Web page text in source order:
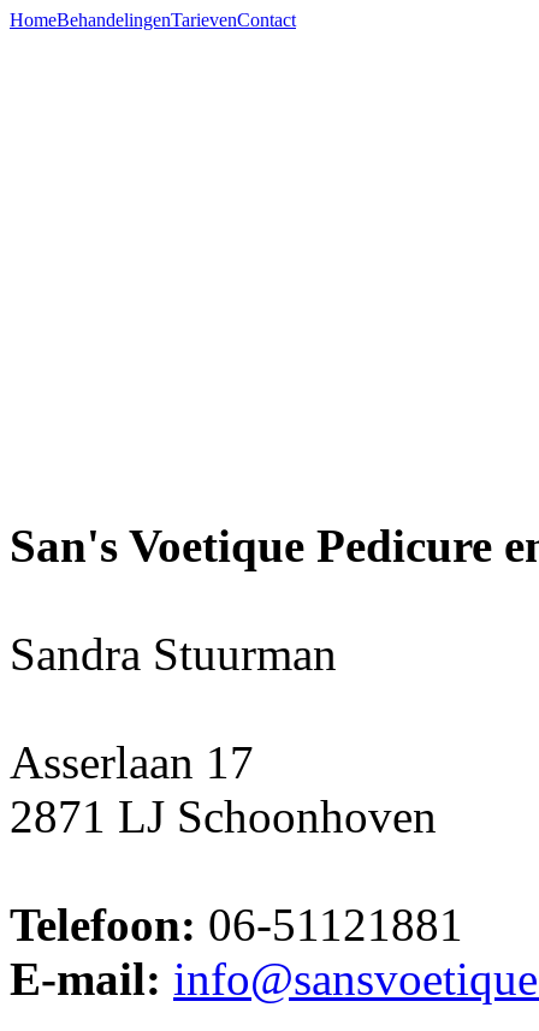
HomeBehandelingenTarievenContact
San's Voetique Pedicure
Sandra Stuurman
Asserlaan 17
2871 LJ Schoonhoven
Telefoon: 06-51121881
E-mail: